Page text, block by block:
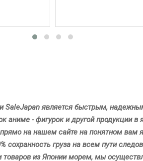
SaleJapan является быстрым,
аниме - фигурок и другой продукции в
на нашем сайте на понятном вам
сохранность груза на всем пути
из Японии морем, мы